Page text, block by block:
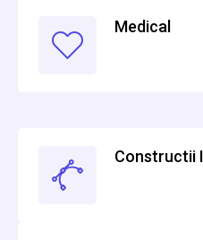
Medical
Constructii